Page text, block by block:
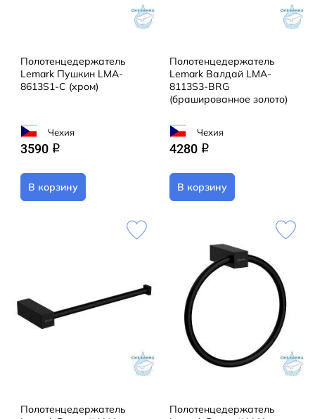
Полотенцедержатель
Lemark Пушкин LMA-
8613S1-C (хром)
Чехия
3590 q
В корзину
Полотенцедержатель
Lemark Валдай LMA-
8113S3-BRG
(брашированное золото)
Чехия
4280 q
В корзину
Полотенцедержатель
Полотенцедержатель